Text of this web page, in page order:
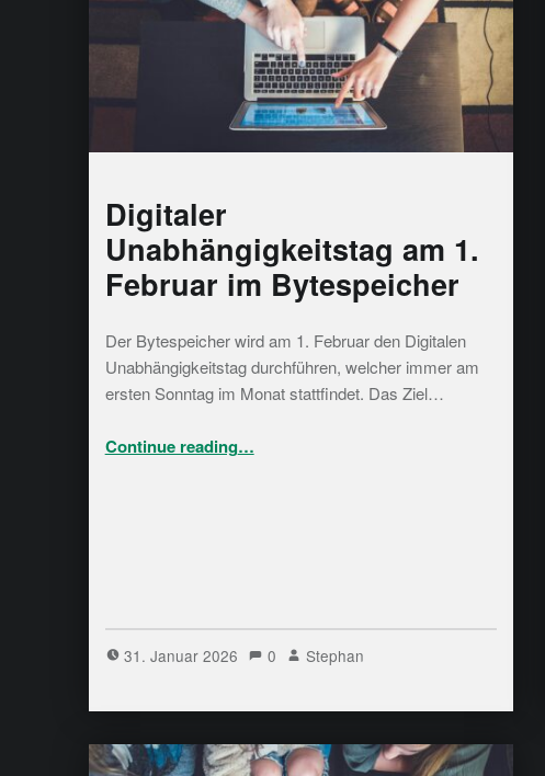
Digitaler
Unabhängigkeitstag am 1.
Februar im Bytespeicher
Der Bytespeicher wird am 1. Februar den Digitalen
Unabhängigkeitstag durchführen, welcher immer am
ersten Sonntag im Monat stattfindet. Das Ziel…
Continue reading“Digitaler Unabhängigkeitstag am 1. Februar im Bytespeicher”
…
31. Januar 2026 0 Stephan